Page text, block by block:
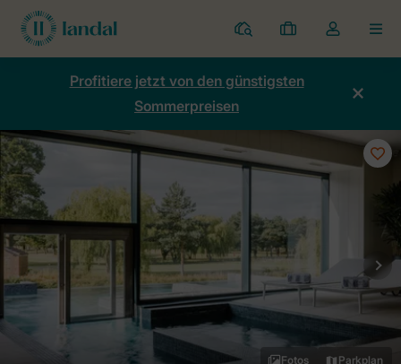
Ferienparks
Meine
Buchungen
Dropdown-
Menü
Kontos
Profitiere jetzt von den günstigsten
Sommerpreisen